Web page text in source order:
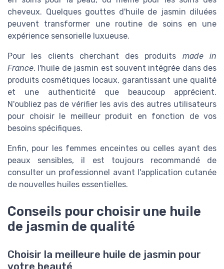
cheveux. Quelques gouttes d'huile de jasmin diluées
peuvent transformer une routine de soins en une
expérience sensorielle luxueuse.
Pour les clients cherchant des produits made in
France, l'huile de jasmin est souvent intégrée dans des
produits cosmétiques locaux, garantissant une qualité
et une authenticité que beaucoup apprécient.
N'oubliez pas de vérifier les avis des autres utilisateurs
pour choisir le meilleur produit en fonction de vos
besoins spécifiques.
Enfin, pour les femmes enceintes ou celles ayant des
peaux sensibles, il est toujours recommandé de
consulter un professionnel avant l'application cutanée
de nouvelles huiles essentielles.
Conseils pour choisir une huile
de jasmin de qualité
Choisir la meilleure huile de jasmin pour